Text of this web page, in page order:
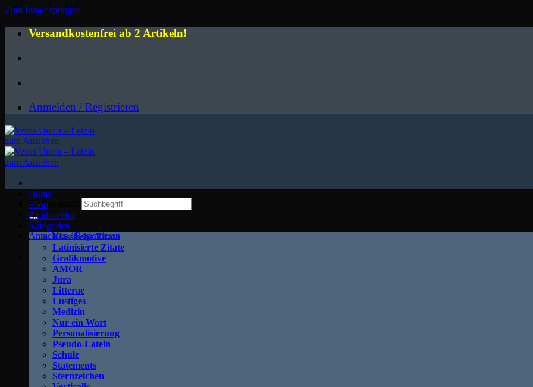
Zum Inhalt springen
Versandkostenfrei ab 2 Artikeln!
Anmelden / Registrieren
Suchen nach:
Anmelden / Registrieren
Home
Shop
Zitatliste
Kategorien
Klassische Zitate
Latinisierte Zitate
Grafikmotive
AMOR
Jura
Litterae
Lustiges
Medizin
Nur ein Wort
Personalisierung
Pseudo-Latein
Schule
Statements
Sternzeichen